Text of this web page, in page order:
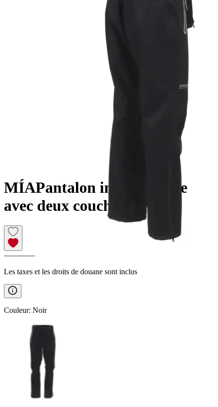
MÍAPantalon imperméable
avec deux couches
————
Les taxes et les droits de douane sont inclus
Couleur: Noir